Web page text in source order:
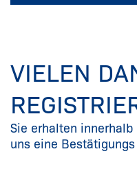
VIELEN
Sie erhalten
uns eine